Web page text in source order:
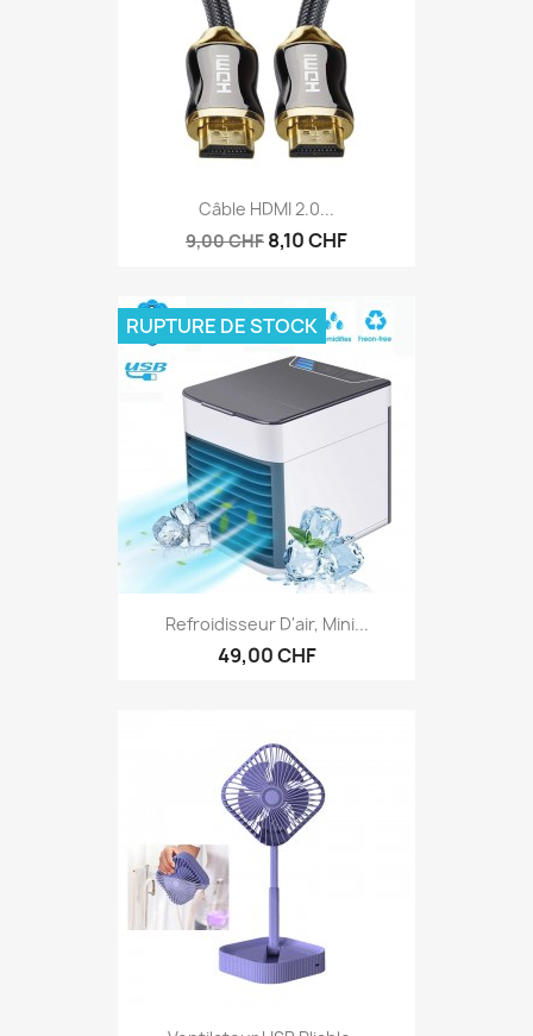
Câble HDMI 2.0...
9,00 CHF 8,10 CHF
Refroidisseur D'air, Mini...
49,00 CHF
RUPTURE DE STOCK